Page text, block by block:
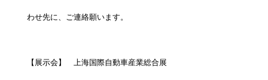
わせ先に、ご連絡願います。
【展示会】　上海国際自動車産業総合展